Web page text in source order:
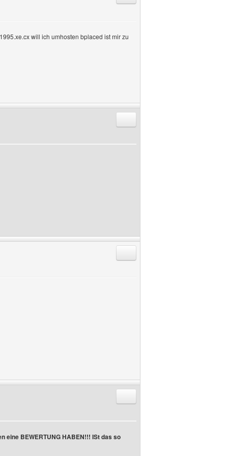
will ich umhosten bplaced ist mir zu
eine BEWERTUNG HABEN!!! ISt das so